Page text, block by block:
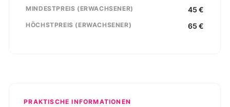
MINDESTPREIS (ERWACHSENER) 45 €
HÖCHSTPREIS (ERWACHSENER) 65 €
PRAKTISCHE INFORMATIONEN